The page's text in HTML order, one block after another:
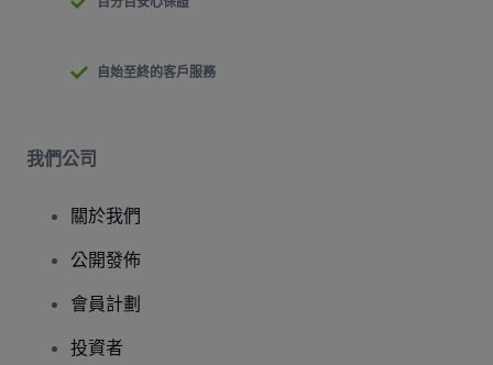
自始至終的客戶服務
我們公司
關於我們
公開發佈
會員計劃
投資者